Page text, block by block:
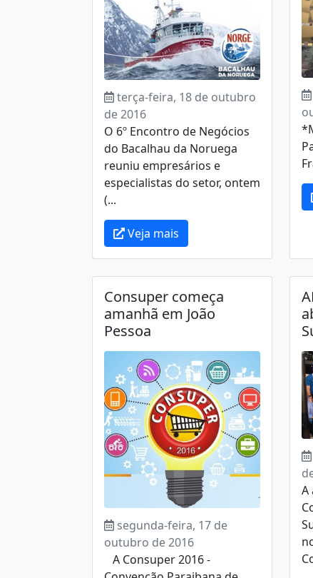
terça-feira, 18 de outubro
de 2016
O 6º Encontro de Negócios
do Bacalhau da Noruega
reuniu empresários e
especialistas do setor, ontem
(...
Veja mais
Consuper começa
amanhã em João
Pessoa
segunda-feira, 17 de
outubro de 2016
A Consuper 2016 -
A